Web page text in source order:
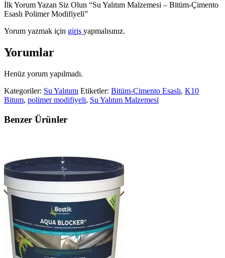
İlk Yorum Yazan Siz Olun “Su Yalıtım Malzemesi – Bitüm-Çimento
Esaslı Polimer Modifiyeli”
Yorum yazmak için giriş yapmalısınız.
Yorumlar
Henüz yorum yapılmadı.
Kategoriler: Su Yalıtımı Etiketler: Bitüm-Çimento Esaslı, K10
Bitum, polimer modifiyeli, Su Yalıtım Malzemesi
Benzer Ürünler